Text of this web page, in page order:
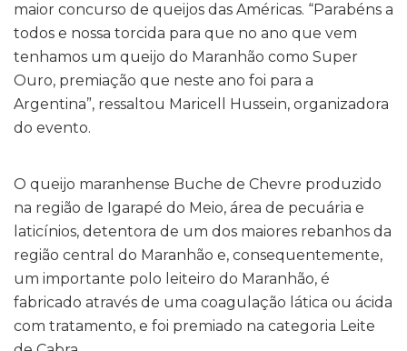
maior concurso de queijos das Américas. “Parabéns a
todos e nossa torcida para que no ano que vem
tenhamos um queijo do Maranhão como Super
Ouro, premiação que neste ano foi para a
Argentina”, ressaltou Maricell Hussein, organizadora
do evento.
O queijo maranhense Buche de Chevre produzido
na região de Igarapé do Meio, área de pecuária e
laticínios, detentora de um dos maiores rebanhos da
região central do Maranhão e, consequentemente,
um importante polo leiteiro do Maranhão, é
fabricado através de uma coagulação lática ou ácida
com tratamento, e foi premiado na categoria Leite